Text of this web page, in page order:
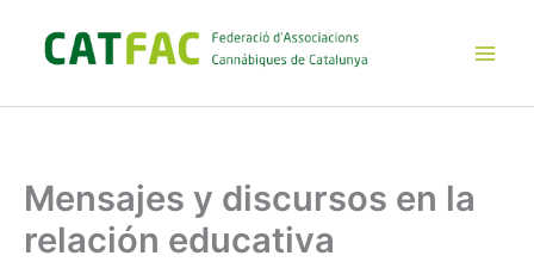
contenido
Mensajes y discursos en la
relación educativa